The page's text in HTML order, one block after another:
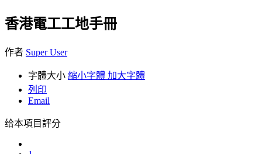
香港電工工地手冊
作者 Super User
字體大小 縮小字體 加大字體
列印
Email
给本項目評分